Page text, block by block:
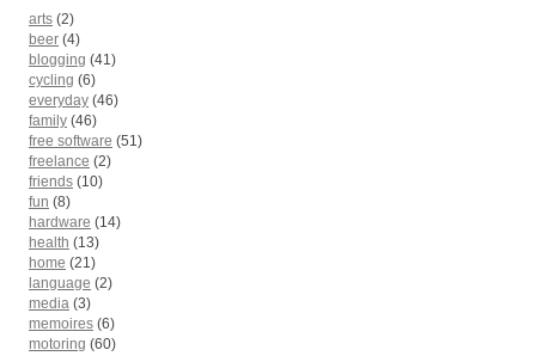
arts (2)
beer (4)
blogging (41)
cycling (6)
everyday (46)
family (46)
free software (51)
freelance (2)
friends (10)
fun (8)
hardware (14)
health (13)
home (21)
language (2)
media (3)
memoires (6)
motoring (60)